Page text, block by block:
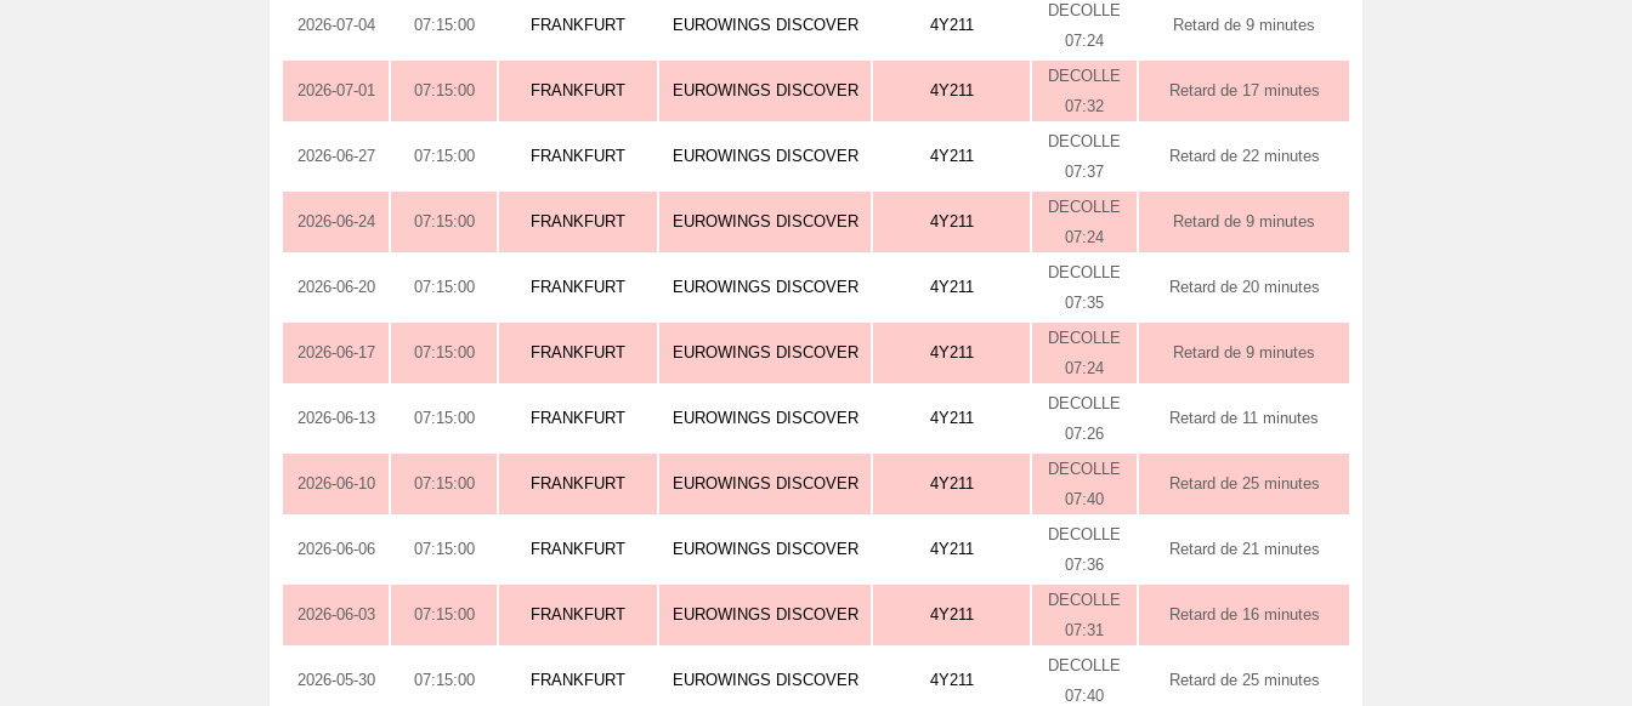
2026-07-04 07:15:00 FRANKFURT EUROWINGS DISCOVER 4Y211
DECOLLE
07:24
Retard de 9 minutes
2026-07-01 07:15:00 FRANKFURT EUROWINGS DISCOVER 4Y211
DECOLLE
07:32
Retard de 17 minutes
2026-06-27 07:15:00 FRANKFURT EUROWINGS DISCOVER 4Y211
DECOLLE
07:37
Retard de 22 minutes
2026-06-24 07:15:00 FRANKFURT EUROWINGS DISCOVER 4Y211
DECOLLE
07:24
Retard de 9 minutes
2026-06-20 07:15:00 FRANKFURT EUROWINGS DISCOVER 4Y211
DECOLLE
07:35
Retard de 20 minutes
2026-06-17 07:15:00 FRANKFURT EUROWINGS DISCOVER 4Y211
DECOLLE
07:24
Retard de 9 minutes
2026-06-13 07:15:00 FRANKFURT EUROWINGS DISCOVER 4Y211
DECOLLE
07:26
Retard de 11 minutes
2026-06-10 07:15:00 FRANKFURT EUROWINGS DISCOVER 4Y211
DECOLLE
07:40
Retard de 25 minutes
2026-06-06 07:15:00 FRANKFURT EUROWINGS DISCOVER 4Y211
DECOLLE
07:36
Retard de 21 minutes
2026-06-03 07:15:00 FRANKFURT EUROWINGS DISCOVER 4Y211
DECOLLE
07:31
Retard de 16 minutes
2026-05-30 07:15:00 FRANKFURT EUROWINGS DISCOVER 4Y211
DECOLLE
07:40
Retard de 25 minutes